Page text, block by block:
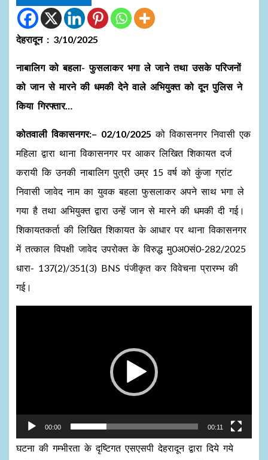
देहरादून : 3/10/2025
नाबालिग को बहला- फुसलाकर भगा ले जाने तथा उसके परिजनों
को जान से मारने की धमकी देने वाले अभियुक्त को दून पुलिस ने
किया गिरफ्तार…
कोतवाली विकासनगर:– 02/10/2025 को विकासनगर निवासी एक
महिला द्वारा थाना विकासनगर पर आकर लिखित शिकायत दर्ज
करायी कि उनकी नाबालिग पुत्री उम्र 15 वर्ष को कुंजा ग्रांट
निवासी जावेद नाम का युवक बहला फुसलाकर अपने साथ भगा ले
गया है तथा अभियुक्त द्वारा उन्हें जान से मारने की धमकी दी गई।
शिकायतकर्ता की लिखित शिकायत के आधार पर थाना विकासनगर
में तत्काल विपक्षी जावेद उपरोक्त के विरुद्ध मु0अ0सं0-282/2025
धारा- 137(2)/351(3) BNS पंजीकृत कर विवेचना प्रारम्भ की
गई।
00:00 00:11
घटना की गम्भीरता के दृष्टिगत एसएसपी देहरादून द्वारा दिये गये